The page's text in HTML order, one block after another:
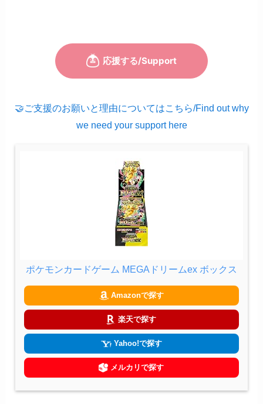
🤝ご支援のお願いと理由についてはこちら/Find out why
we need your support here
ポケモンカードゲーム MEGAドリームex ボックス
Amazonで探す
楽天で探す
Yahoo!で探す
メルカリで探す